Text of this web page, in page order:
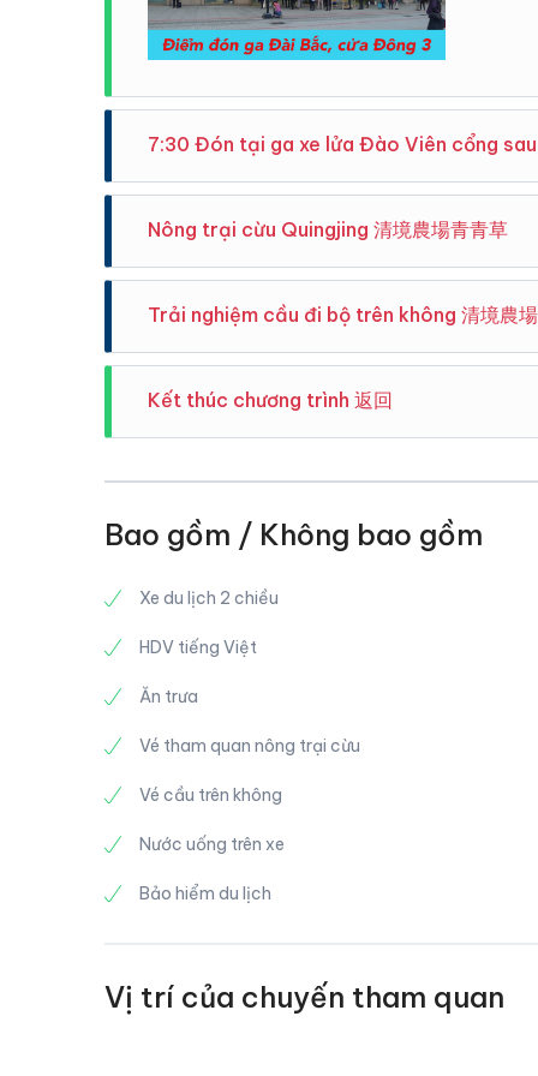
7:30 Đón tại ga xe lửa Đào Viên cổng
Xe
Nông trại cừu Quingjing 清境農場青青草
Với
số
mẻ .
cảnh
Trải nghiệm cầu đi bộ trên không 清境農
cho
mòn
Kết thúc chương trình 返回
Bao gồm / Không bao gồm
Xe du lịch 2 chiều
HDV tiếng Việt
Ăn trưa
Vé tham quan nông trại cừu
Vé cầu trên không
Nước uống trên xe
Bảo hiểm du lịch
Vị trí của chuyến tham quan